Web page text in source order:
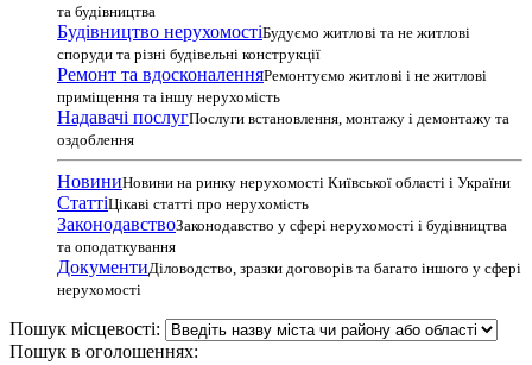
та будівництва
Будівництво нерухомостіБудуємо житлові та не житлові
споруди та різні будівельні конструкції
Ремонт та вдосконаленняРемонтуємо житлові і не житлові
приміщення та іншу нерухомість
Надавачі послугПослуги встановлення, монтажу і демонтажу та
оздоблення
НовиниНовини на ринку нерухомості Київської області і України
СтаттіЦікаві статті про нерухомість
ЗаконодавствоЗаконодавство у сфері нерухомості і будівництва
та оподаткування
ДокументиДіловодство, зразки договорів та багато іншого у сфері
нерухомості
Пошук місцевості:
Пошук в оголошеннях: